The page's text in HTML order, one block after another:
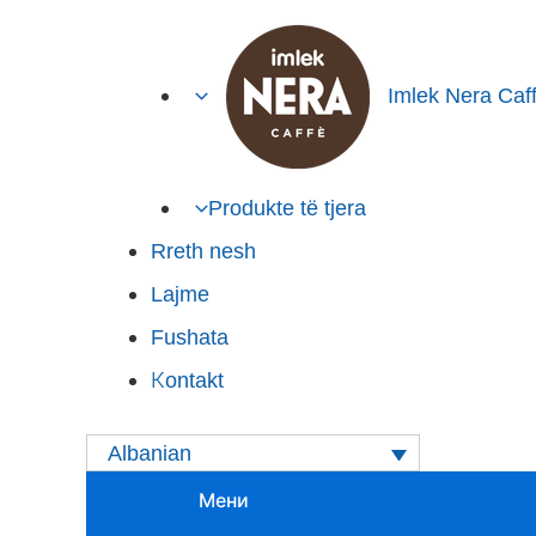
Imlek Nera
Produkte të tjera
Rreth nesh
Lajme
Fushata
Кontakt
Albanian
Мени